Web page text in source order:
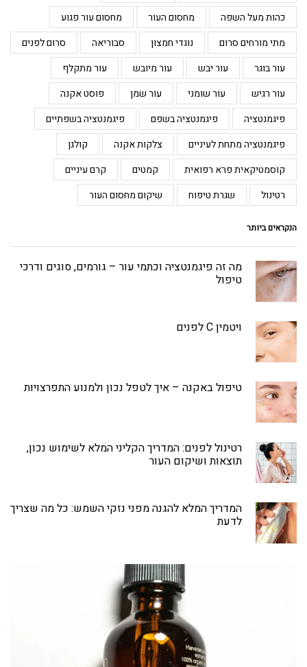
כהות מעל השפה
מחסום העור
מחסום עור פגוע
מתי מורחים סרום
נוגדי חמצון סבוריאה
סרום לפנים
עור בוגר
עור יבש עור מיובש
עור מתקלף
עור רגיש
עור שומני עור שמן
פוסט אקנה
פיגמנטציה
פיגמנטציה בשפם
פיגמנטציה בשפתיים
פיגמנטציה מתחת לעיניים
צלקות אקנה
קולגן
קוסמטיקאית פרא רפואית
קמטים
קרם עיניים
רטינול
שגרת טיפוח שיקום מחסום העור
הנקראים ביותר
מה זה פיגמנטציה וכתמי עור – גורמים, סוגים ודרכי
טיפול
ויטמין C לפנים
טיפול באקנה – איך לטפל נכון ולמנוע התפרצויות
רטינול לפנים: המדריך הקליני המלא לשימוש נכון,
תוצאות ושיקום העור
המדריך המלא להגנה מפני נזקי השמש: כל מה שצריך
לדעת